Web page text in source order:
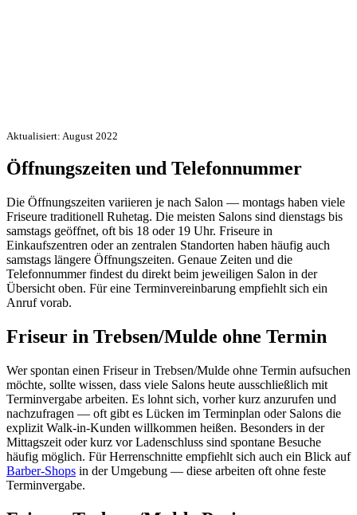
Aktualisiert: August 2022
Öffnungszeiten und Telefonnummer
Die Öffnungszeiten variieren je nach Salon — montags haben viele
Friseure traditionell Ruhetag. Die meisten Salons sind dienstags bis
samstags geöffnet, oft bis 18 oder 19 Uhr. Friseure in
Einkaufszentren oder an zentralen Standorten haben häufig auch
samstags längere Öffnungszeiten. Genaue Zeiten und die
Telefonnummer findest du direkt beim jeweiligen Salon in der
Übersicht oben. Für eine Terminvereinbarung empfiehlt sich ein
Anruf vorab.
Friseur in Trebsen/Mulde ohne Termin
Wer spontan einen Friseur in Trebsen/Mulde ohne Termin aufsuchen
möchte, sollte wissen, dass viele Salons heute ausschließlich mit
Terminvergabe arbeiten. Es lohnt sich, vorher kurz anzurufen und
nachzufragen — oft gibt es Lücken im Terminplan oder Salons die
explizit Walk-in-Kunden willkommen heißen. Besonders in der
Mittagszeit oder kurz vor Ladenschluss sind spontane Besuche
häufig möglich. Für Herrenschnitte empfiehlt sich auch ein Blick auf
Barber-Shops in der Umgebung — diese arbeiten oft ohne feste
Terminvergabe.